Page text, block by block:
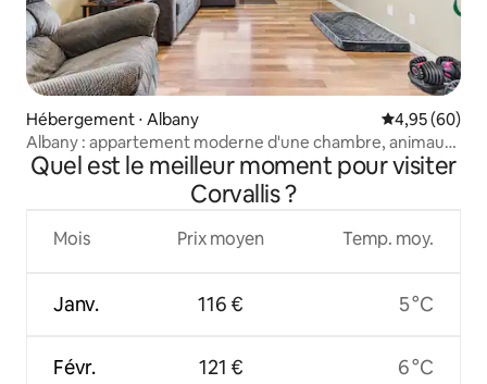
Hébergement ⋅ Albany Évaluation
4,95 (60)
Albany : appartement moderne d'une chambre, animaux
acceptés
Quel est le meilleur moment pour visiter
Corvallis ?
Mois
Janv.
Févr.
Prix moyen
116 €
121 €
Temp. moy.
5 °C
6 °C